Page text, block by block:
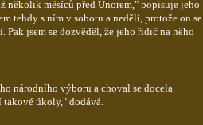
měsíců před Únorem," popisuje jeho
tehdy s ním v sobotu a neděli, protože on se
jsem se dozvěděl, že jeho řidič na něho
národního výboru a choval se docela
takové úkoly," dodává.